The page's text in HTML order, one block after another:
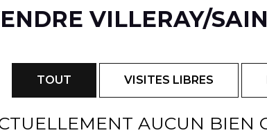
VILLERAY/
TOUT VISITES LIBRES
AUCUN BIEN